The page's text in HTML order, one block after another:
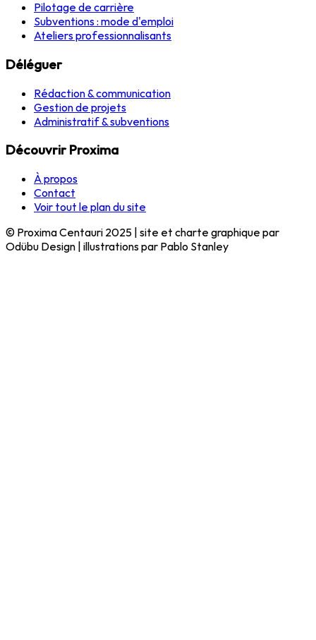
Pilotage de carrière
Subventions : mode d'emploi
Ateliers professionnalisants
Déléguer
Rédaction & communication
Gestion de projets
Administratif & subventions
Découvrir Proxima
À propos
Contact
Voir tout le plan du site
© Proxima Centauri 2025 | site et charte graphique par
Odübu Design | illustrations par Pablo Stanley